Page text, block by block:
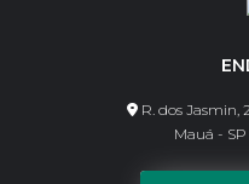
R. dos
Mauá - SP